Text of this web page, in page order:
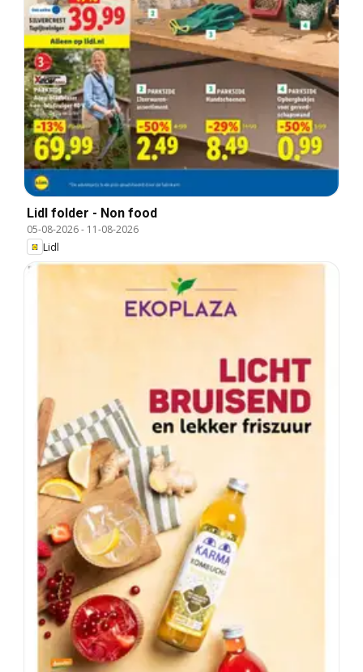
Lidl folder - Non food
05-08-2026- 11-08-2026
Lidl